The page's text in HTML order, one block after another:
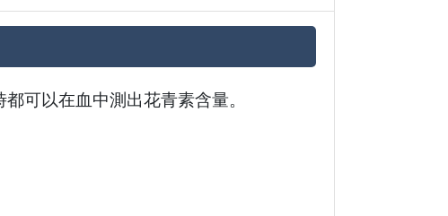
可以在血中測出花青素含量。